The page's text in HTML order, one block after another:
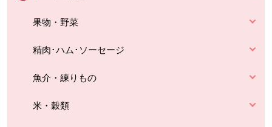
果物・野菜
精肉･ハム･ソーセージ
魚介・練りもの
米・穀類